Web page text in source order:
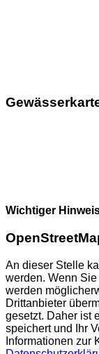
Wichtiger
An dieser Stelle
werden. Wenn
werden
Drittanbieter
gesetzt. Daher ist
speichert und Ihr
Informationen zur